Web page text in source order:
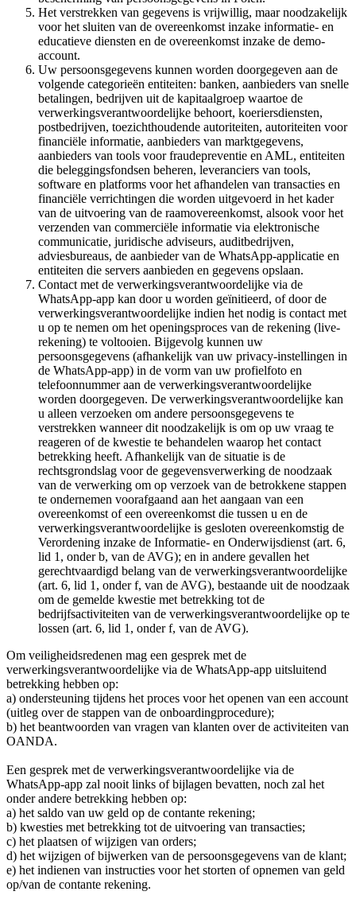
Het verstrekken van gegevens is vrijwillig, maar noodzakelijk
voor het sluiten van de overeenkomst inzake informatie- en
educatieve diensten en de overeenkomst inzake de demo-
account.
Uw persoonsgegevens kunnen worden doorgegeven aan de
volgende categorieën entiteiten: banken, aanbieders van snelle
betalingen, bedrijven uit de kapitaalgroep waartoe de
verwerkingsverantwoordelijke behoort, koeriersdiensten,
postbedrijven, toezichthoudende autoriteiten, autoriteiten voor
financiële informatie, aanbieders van marktgegevens,
aanbieders van tools voor fraudepreventie en AML, entiteiten
die beleggingsfondsen beheren, leveranciers van tools,
software en platforms voor het afhandelen van transacties en
financiële verrichtingen die worden uitgevoerd in het kader
van de uitvoering van de raamovereenkomst, alsook voor het
verzenden van commerciële informatie via elektronische
communicatie, juridische adviseurs, auditbedrijven,
adviesbureaus, de aanbieder van de WhatsApp-applicatie en
entiteiten die servers aanbieden en gegevens opslaan.
Contact met de verwerkingsverantwoordelijke via de
WhatsApp-app kan door u worden geïnitieerd, of door de
verwerkingsverantwoordelijke indien het nodig is contact met
u op te nemen om het openingsproces van de rekening (live-
rekening) te voltooien. Bijgevolg kunnen uw
persoonsgegevens (afhankelijk van uw privacy-instellingen in
de WhatsApp-app) in de vorm van uw profielfoto en
telefoonnummer aan de verwerkingsverantwoordelijke
worden doorgegeven. De verwerkingsverantwoordelijke kan
u alleen verzoeken om andere persoonsgegevens te
verstrekken wanneer dit noodzakelijk is om op uw vraag te
reageren of de kwestie te behandelen waarop het contact
betrekking heeft. Afhankelijk van de situatie is de
rechtsgrondslag voor de gegevensverwerking de noodzaak
van de verwerking om op verzoek van de betrokkene stappen
te ondernemen voorafgaand aan het aangaan van een
overeenkomst of een overeenkomst die tussen u en de
verwerkingsverantwoordelijke is gesloten overeenkomstig de
Verordening inzake de Informatie- en Onderwijsdienst (art. 6,
lid 1, onder b, van de AVG); en in andere gevallen het
gerechtvaardigd belang van de verwerkingsverantwoordelijke
(art. 6, lid 1, onder f, van de AVG), bestaande uit de noodzaak
om de gemelde kwestie met betrekking tot de
bedrijfsactiviteiten van de verwerkingsverantwoordelijke op te
lossen (art. 6, lid 1, onder f, van de AVG).
Om veiligheidsredenen mag een gesprek met de
verwerkingsverantwoordelijke via de WhatsApp-app uitsluitend
betrekking hebben op:
a) ondersteuning tijdens het proces voor het openen van een account
(uitleg over de stappen van de onboardingprocedure);
b) het beantwoorden van vragen van klanten over de activiteiten van
OANDA.
Een gesprek met de verwerkingsverantwoordelijke via de
WhatsApp-app zal nooit links of bijlagen bevatten, noch zal het
onder andere betrekking hebben op:
a) het saldo van uw geld op de contante rekening;
b) kwesties met betrekking tot de uitvoering van transacties;
c) het plaatsen of wijzigen van orders;
d) het wijzigen of bijwerken van de persoonsgegevens van de klant;
e) het indienen van instructies voor het storten of opnemen van geld
op/van de contante rekening.